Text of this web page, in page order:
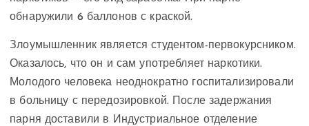
обнаружили 6 баллонов с краской.
Злоумышленник является студентом-первокурсником.
Оказалось, что он и сам употребляет наркотики.
Молодого человека неоднократно госпитализировали
в больницу с передозировкой. После задержания
парня доставили в Индустриальное отделение